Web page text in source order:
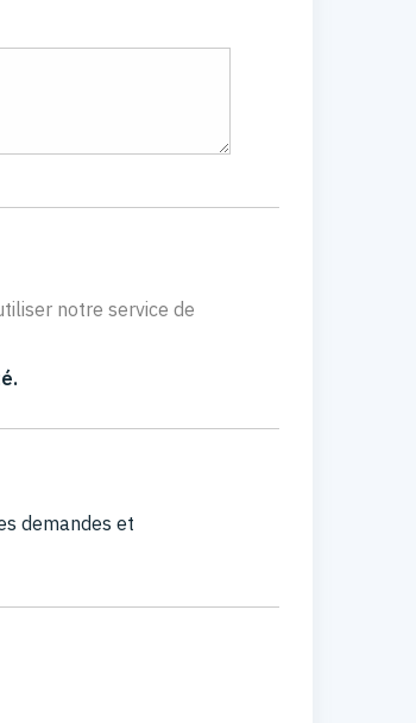
notre service de
demandes et